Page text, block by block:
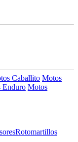
Caballito Motos
Enduro Motos
Rotomartillos